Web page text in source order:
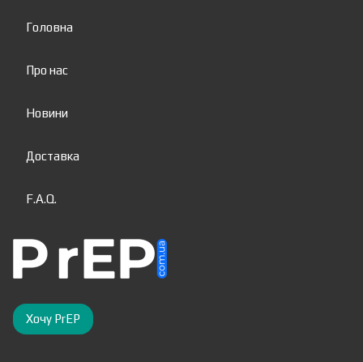
Головна
Про нас
Новини
Доставка
F.A.Q.
Хочу PrEP